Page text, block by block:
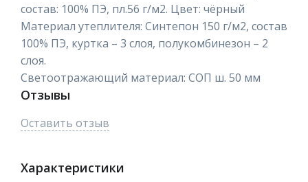
состав: 100% ПЭ, пл.56 г/м2. Цвет: чёрный
Материал утеплителя: Синтепон 150 г/м2, состав
100% ПЭ, куртка – 3 слоя, полукомбинезон – 2
слоя.
Светоотражающий материал: СОП ш. 50 мм
Отзывы
Оставить отзыв
Характеристики